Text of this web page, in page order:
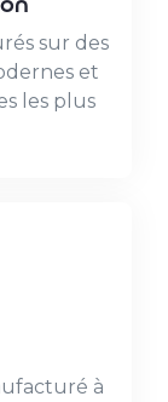
sur des
et
les plus
à